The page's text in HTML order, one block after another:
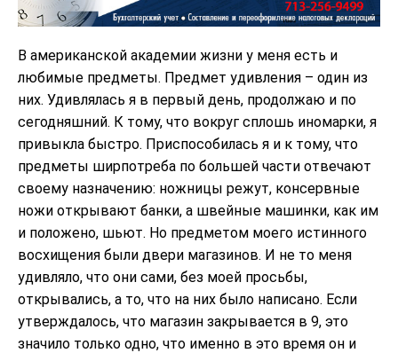
В американской академии жизни у меня есть и
любимые предметы. Предмет удивления – один из
них. Удивлялась я в первый день, продолжаю и по
сегодняшний. К тому, что вокруг сплошь иномарки, я
привыкла быстро. Приспособилась я и к тому, что
предметы ширпотреба по большей части отвечают
своему назначению: ножницы режут, консервные
ножи открывают банки, а швейные машинки, как им
и положено, шьют. Но предметом моего истинного
восхищения были двери магазинов. И не то меня
удивляло, что они сами, без моей просьбы,
открывались, а то, что на них было написано. Если
утверждалось, что магазин закрывается в 9, это
значило только одно, что именно в это время он и